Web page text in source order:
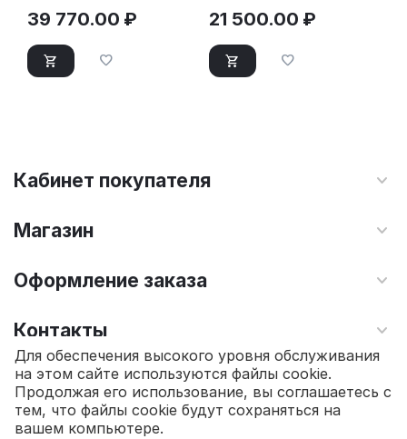
36 930.00 ₽ В корзину
39 770.00 ₽ 21 500.00 ₽
Кабинет покупателя
Магазин
Оформление заказа
Контакты
© 2010 - 2026 Интернет магазин TOPSTO.
Для обеспечения высокого уровня обслуживания
на этом сайте используются файлы cookie.
Продолжая его использование, вы соглашаетесь с
тем, что файлы cookie будут сохраняться на
вашем компьютере.